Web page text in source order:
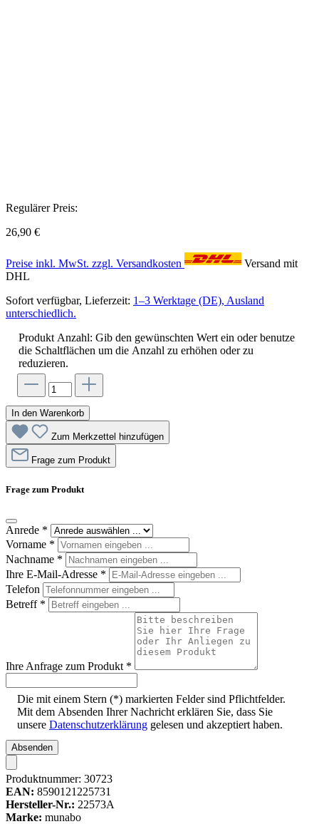
Regulärer Preis:
26,90 €
Preise inkl. MwSt. zzgl. Versandkosten
Versand mit
DHL
Sofort verfügbar, Lieferzeit: 1–3 Werktage (DE), Ausland
unterschiedlich.
Produkt Anzahl: Gib den gewünschten Wert ein oder benutze
die Schaltflächen um die Anzahl zu erhöhen oder zu
reduzieren.
In den Warenkorb
Zum Merkzettel hinzufügen
Frage zum Produkt
Frage zum Produkt
Anrede *
Vorname *
Nachname *
Ihre E-Mail-Adresse *
Telefon
Betreff *
Ihre Anfrage zum Produkt *
Die mit einem Stern (*) markierten Felder sind Pflichtfelder.
Mit dem Absenden Ihrer Nachricht erklären Sie, dass Sie
unsere Datenschutzerklärung gelesen und akzeptiert haben.
Absenden
Produktnummer: 30723
EAN: 8590121225731
Hersteller-Nr.: 22573A
Marke: munabo